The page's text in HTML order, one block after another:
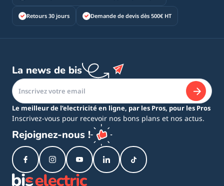
Retours 30 jours Demande de devis dès 500€ HT
La news de bis
Le meilleur de l’electricité en ligne, par les Pros, pour les Pros
Inscrivez-vous pour recevoir nos bons plans et nos actus.
Rejoignez-nous !